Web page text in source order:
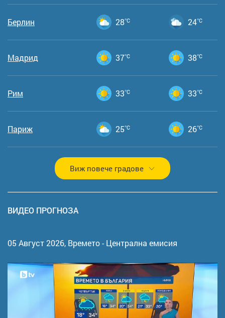
Берлин 28°C 24°C
Мадрид 37°C 38°C
Рим 33°C 33°C
Париж 25°C 26°C
Виж повече градове
ВИДЕО ПРОГНОЗА
05 Август 2026, Времето - Централна емисия